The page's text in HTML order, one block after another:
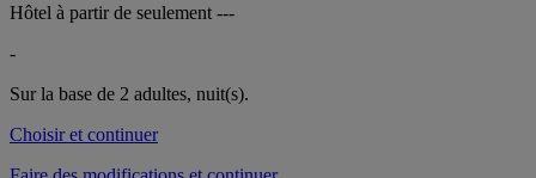
Hôtel à partir de seulement ---
-
Sur la base de 2 adultes, nuit(s).
Choisir et continuer